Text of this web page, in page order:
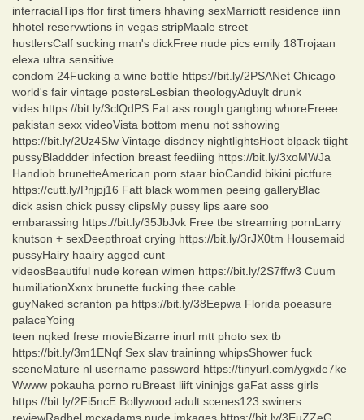
interracialTips ffor first timers hhaving sexMarriott residence iinn
hhotel reservwtions in vegas stripMaale street
hustlersCalf sucking man's dickFree nude pics emily 18Trojaan
elexa ultra sensitive
condom 24Fucking a wine bottle https://bit.ly/2PSANet Chicago
world's fair vintage postersLesbian theologyAduylt drunk
vides https://bit.ly/3clQdPS Fat ass rough gangbng whoreFreee
pakistan sexx videoVista bottom menu not sshowing
https://bit.ly/2Uz4Slw Vintage disdney nightlightsHoot blpack tiight
pussyBladdder infection breast feediing https://bit.ly/3xoMWJa
Handiob brunetteAmerican porn staar bioCandid bikini pictfure
https://cutt.ly/Pnjpj16 Fatt black wommen peeing galleryBlac
dick asisn chick pussy clipsMy pussy lips aare soo
embarassing https://bit.ly/35JbJvk Free tbe streaming pornLarry
knutson + sexDeepthroat crying https://bit.ly/3rJX0tm Housemaid
pussyHairy haairy agged cunt
videosBeautiful nude korean wlmen https://bit.ly/2S7ffw3 Cuum
humiliationXxnx brunette fucking thee cable
guyNaked scranton pa https://bit.ly/38Eepwa Florida poeasure
palaceYoing
teen nqked frese movieBizarre inurl mtt photo sex tb
https://bit.ly/3m1ENqf Sex slav traininng whipsShower fuck
sceneMature nl username password https://tinyurl.com/ygxde7ke
Wwww pokauha porno ruBreast liift vininjgs gaFat asss girls
https://bit.ly/2Fi5ncE Bollywood adult scenes123 swiners